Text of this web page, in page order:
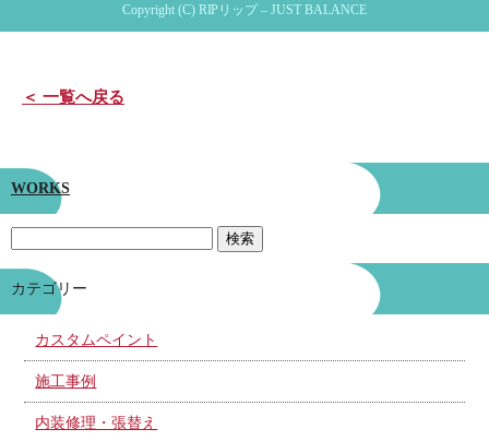
Copyright (C) RIPリップ – JUST BALANCE
＜ 一覧へ戻る
WORKS
カテゴリー
カスタムペイント
施工事例
内装修理・張替え